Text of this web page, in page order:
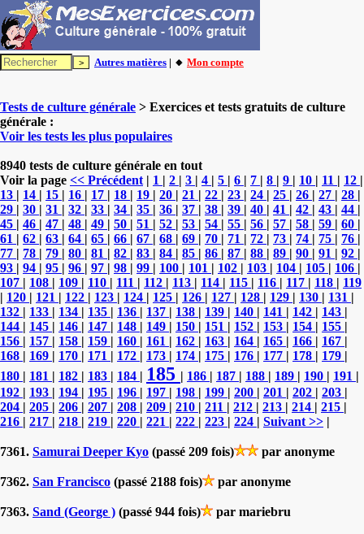
Autres matières | 🔸 Mon compte
Tests de culture générale > Exercices et tests gratuits de culture
générale :
Voir les tests les plus populaires
8940 tests de culture générale en tout
Voir la page << Précédent | 1 | 2 | 3 | 4 | 5 | 6 | 7 | 8 | 9 | 10 | 11 | 12 |
13 | 14 | 15 | 16 | 17 | 18 | 19 | 20 | 21 | 22 | 23 | 24 | 25 | 26 | 27 | 28 |
29 | 30 | 31 | 32 | 33 | 34 | 35 | 36 | 37 | 38 | 39 | 40 | 41 | 42 | 43 | 44 |
45 | 46 | 47 | 48 | 49 | 50 | 51 | 52 | 53 | 54 | 55 | 56 | 57 | 58 | 59 | 60 |
61 | 62 | 63 | 64 | 65 | 66 | 67 | 68 | 69 | 70 | 71 | 72 | 73 | 74 | 75 | 76 |
77 | 78 | 79 | 80 | 81 | 82 | 83 | 84 | 85 | 86 | 87 | 88 | 89 | 90 | 91 | 92 |
93 | 94 | 95 | 96 | 97 | 98 | 99 | 100 | 101 | 102 | 103 | 104 | 105 | 106 |
107 | 108 | 109 | 110 | 111 | 112 | 113 | 114 | 115 | 116 | 117 | 118 | 119
| 120 | 121 | 122 | 123 | 124 | 125 | 126 | 127 | 128 | 129 | 130 | 131 |
132 | 133 | 134 | 135 | 136 | 137 | 138 | 139 | 140 | 141 | 142 | 143 |
144 | 145 | 146 | 147 | 148 | 149 | 150 | 151 | 152 | 153 | 154 | 155 |
156 | 157 | 158 | 159 | 160 | 161 | 162 | 163 | 164 | 165 | 166 | 167 |
168 | 169 | 170 | 171 | 172 | 173 | 174 | 175 | 176 | 177 | 178 | 179 |
180 | 181 | 182 | 183 | 184 | 185 | 186 | 187 | 188 | 189 | 190 | 191 |
192 | 193 | 194 | 195 | 196 | 197 | 198 | 199 | 200 | 201 | 202 | 203 |
204 | 205 | 206 | 207 | 208 | 209 | 210 | 211 | 212 | 213 | 214 | 215 |
216 | 217 | 218 | 219 | 220 | 221 | 222 | 223 | 224 | Suivant >> |
7361. Samurai Deeper Kyo (passé 209 fois) par anonyme
7362. San Francisco (passé 2188 fois) par anonyme
7363. Sand (George ) (passé 944 fois) par mariebru